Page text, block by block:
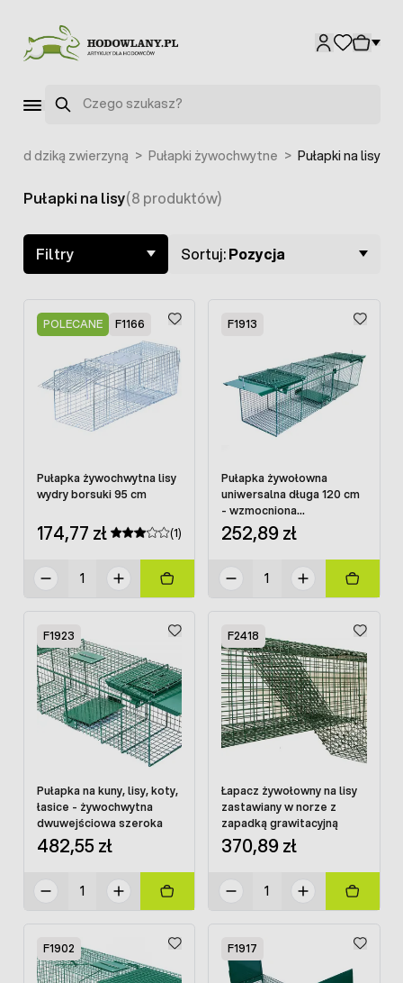
Szukaj
dziką zwierzyną > Pułapki żywochwytne > Pułapki na lisy
Skip to product list
Pułapki na lisy(8 produktów)
Filtry Sortuj:Pozycja
POLECANE F1166
Pułapka żywochwytna lisy
wydry borsuki 95 cm
174,77 zł (1)
F1913
Pułapka żywołowna
uniwersalna długa 120 cm
- wzmocniona
dwuwejściowa
252,89 zł
F1923
Pułapka na kuny, lisy, koty,
łasice - żywochwytna
dwuwejściowa szeroka
482,55 zł
F2418
Łapacz żywołowny na lisy
zastawiany w norze z
zapadką grawitacyjną
370,89 zł
F1902 F1917